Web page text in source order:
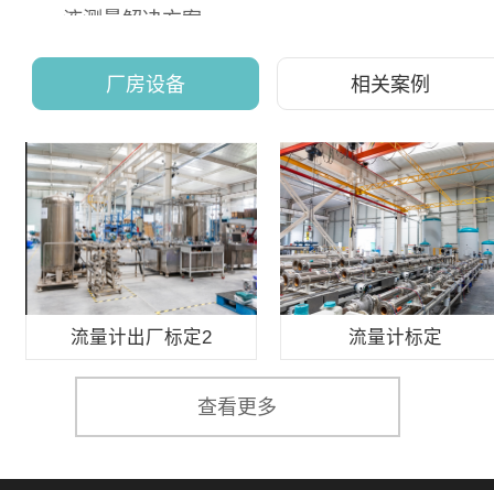
液测量解决方案
体
厂房设备 相关案例
流量计出厂标定2 流量计标定
查看更多